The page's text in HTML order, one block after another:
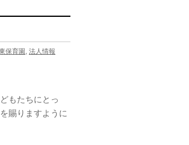
保育園 法人情報
もたちにとっ
賜りますように